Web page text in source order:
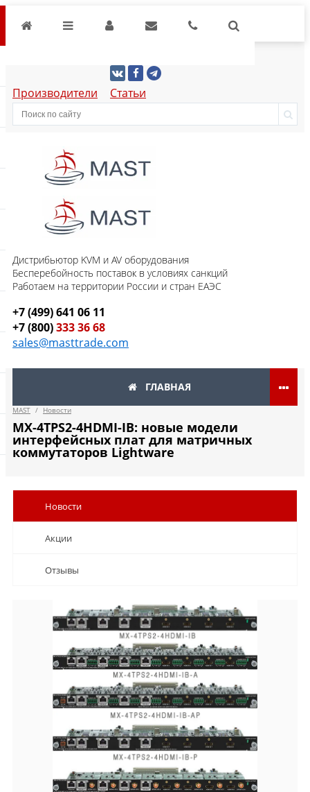
Производители Статьи
Дистрибьютор KVM и AV оборудования
Бесперебойность поставок в условиях санкций
Работаем на территории России и стран ЕАЭС
+7 (499) 641 06 11
+7 (800)333 36 68
sales@masttrade.com
ГЛАВНАЯ
MAST / Новости
MX-4TPS2-4HDMI-IB: новые модели
интерфейсных плат для матричных
коммутаторов Lightware
Новости
Акции
Отзывы